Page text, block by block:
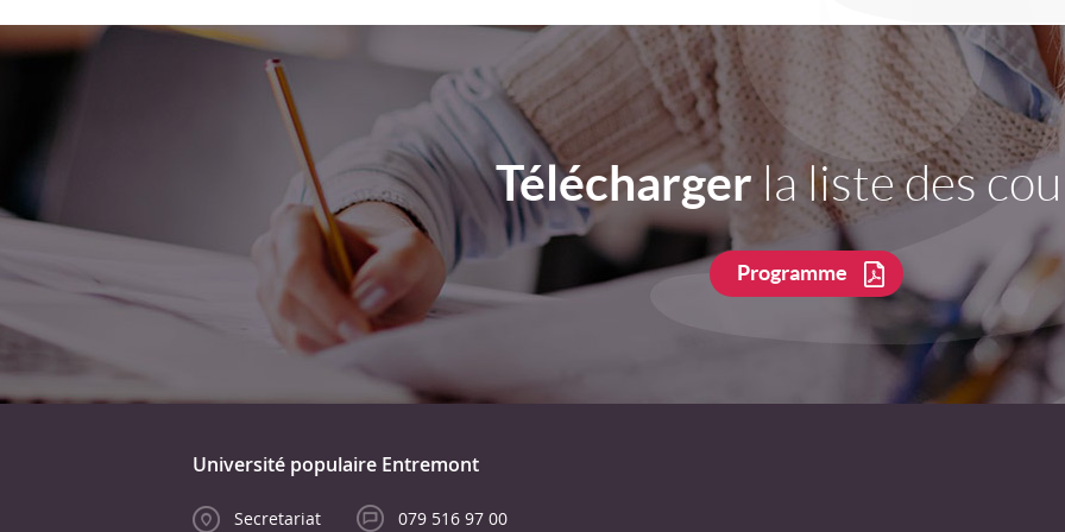
Télécharger la liste des
Programme
Université populaire Entremont
Secretariat 079 516 97 00